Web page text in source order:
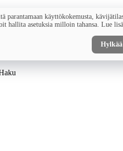
parantamaan käyttökokemusta,
hallita asetuksia milloin tahansa. Lue
Hylkää